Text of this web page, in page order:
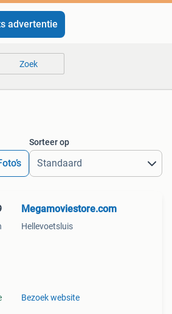
advertentie
Zoek
Sorteer op
Megamoviestore.com
Hellevoetsluis
Bezoek website